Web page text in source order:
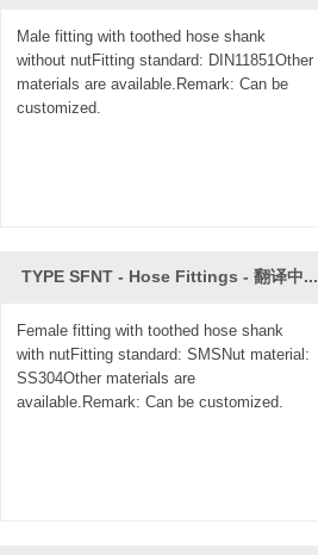
Male fitting with toothed hose shank
without nutFitting standard: DIN11851Other
materials are available.Remark: Can be
customized.
TYPE SFNT - Hose Fittings - 翻译中...
Female fitting with toothed hose shank
with nutFitting standard: SMSNut material:
SS304Other materials are
available.Remark: Can be customized.